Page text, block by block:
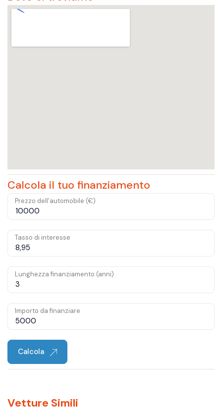
Calcola il tuo finanziamento
Prezzo dell'automobile (€)
Tasso di interesse
Lunghezza finanziamento (anni)
Importo da finanziare
Calcola
Vetture Simili